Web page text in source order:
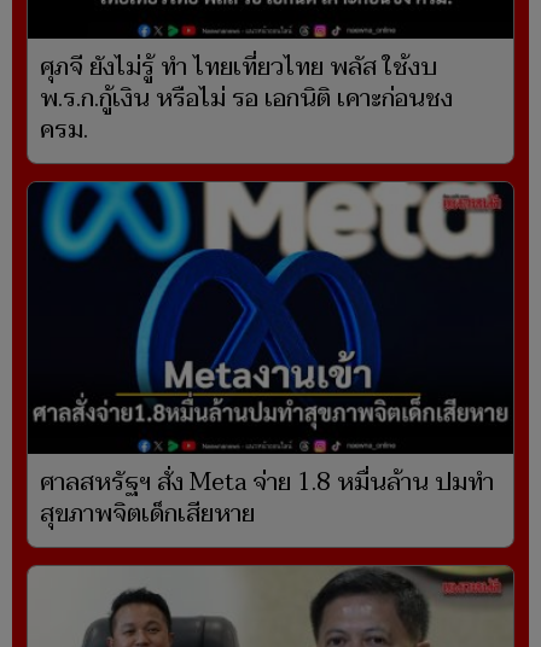
ศุภจี ยังไม่รู้ ทำ ไทยเที่ยวไทย พลัส ใช้งบ
พ.ร.ก.กู้เงิน หรือไม่ รอ เอกนิติ เคาะก่อนชง
ครม.
ศาลสหรัฐฯ สั่ง Meta จ่าย 1.8 หมื่นล้าน ปมทำ
สุขภาพจิตเด็กเสียหาย